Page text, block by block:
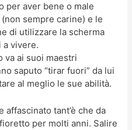
per aver bene o male
sempre carine) e le
di utilizzare la scherma
a vivere.
va ai suoi maestri
saputo “tirar fuori” da lui
al meglio le sue abilità.
affascinato tant’è che da
per molti anni. Salire